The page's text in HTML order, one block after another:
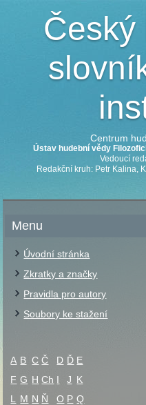
Centrum
Ústav hudební vědy
Vedoucí
Redakční kruh: Petr Kalina,
Menu
Úvodní stránka
Zkratky a značky
Pravidla pro autory
Soubory ke stažení
A B C Č D Ď E
F G H Ch I J K
L
M N Ň O P Q